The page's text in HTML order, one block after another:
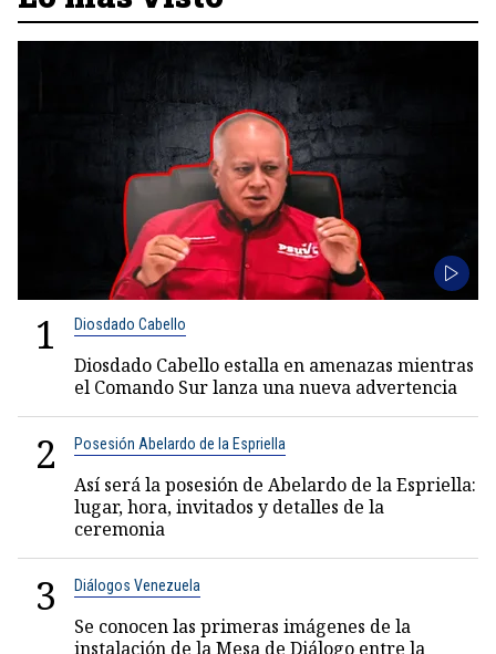
1 Diosdado Cabello
Diosdado Cabello estalla en amenazas mientras
el Comando Sur lanza una nueva advertencia
2 Posesión Abelardo de la Espriella
Así será la posesión de Abelardo de la Espriella:
lugar, hora, invitados y detalles de la
ceremonia
3 Diálogos Venezuela
Se conocen las primeras imágenes de la
instalación de la Mesa de Diálogo entre la